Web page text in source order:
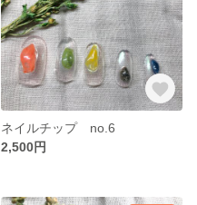
ネイルチップ no.6
2,500円